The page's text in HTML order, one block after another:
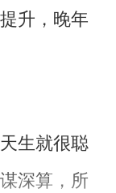
升，晚年
生就很聪
深算，所